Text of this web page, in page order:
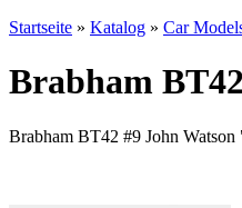
Startseite » Katalog » Car
Brabham
Brabham BT42 #9 John